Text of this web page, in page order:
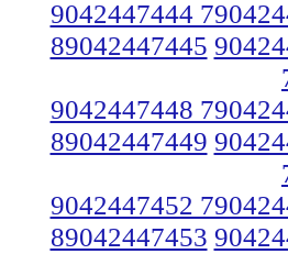
9042447444
89042447445
9042447448
89042447449
9042447452
89042447453